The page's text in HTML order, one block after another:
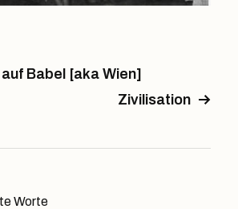
Babel [aka Wien]
Zivilisation
Worte